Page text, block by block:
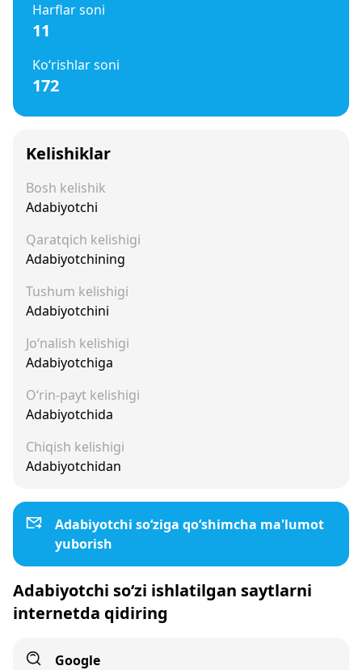
Harflar soni
11
Ko‘rishlar soni
172
Kelishiklar
Bosh kelishik
Adabiyotchi
Qaratqich kelishigi
Adabiyotchining
Tushum kelishigi
Adabiyotchini
Jo‘nalish kelishigi
Adabiyotchiga
O‘rin-payt kelishigi
Adabiyotchida
Chiqish kelishigi
Adabiyotchidan
Adabiyotchi so‘ziga qo‘shimcha ma'lumot
yuborish
Adabiyotchi so‘zi ishlatilgan saytlarni
internetda qidiring
Google